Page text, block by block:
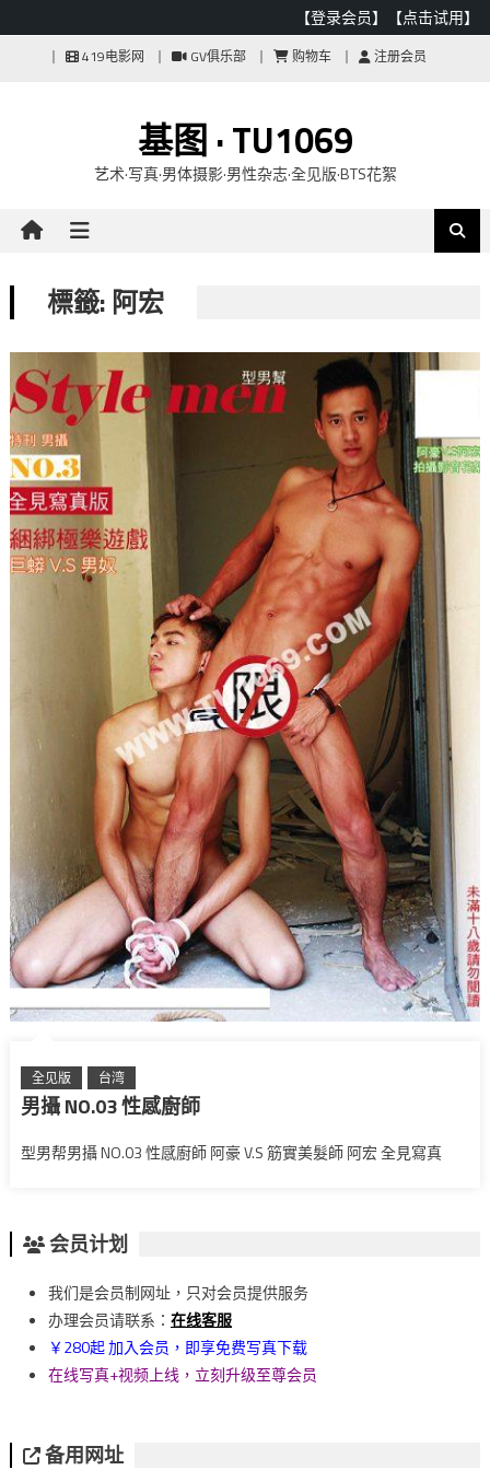
【登录会员】 【点击试用】
419电影网 GV俱乐部 购物车 注册会员
基图 · TU1069
艺术·写真·男体摄影·男性杂志·全见版·BTS花絮
標籤: 阿宏
全见版 台湾
男攝 NO.03 性感廚師
型男帮男攝 NO.03 性感廚師 阿豪 V.S 筋實美髮師 阿宏 全見寫真
会员计划
我们是会员制网址，只对会员提供服务
办理会员请联系： 在线客服
￥280起 加入会员，即享免费写真下载
在线写真+视频上线，立刻升级至尊会员
备用网址